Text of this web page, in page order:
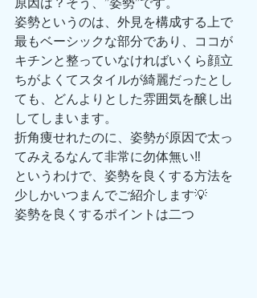
姿勢というのは、外見を構成する上で
最もベーシックな部分であり、ココが
キチンと整っていなければいくら顔立
ちがよくてスタイルが綺麗だったとし
ても、どんよりとした雰囲気を醸し出
してしまいます。
折角痩せれたのに、姿勢が原因で太っ
てみえるなんて非常に勿体無い‼️
というわけで、姿勢を良くする方法を
少しかいつまんでご紹介します💡
姿勢を良くするポイントは二つ